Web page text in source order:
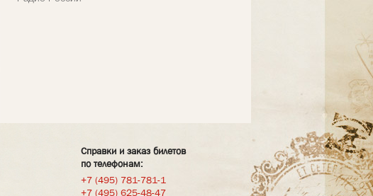
Справки и заказ билетов
по телефонам:
+7 (495) 781-781-1
+7 (495) 625-48-47